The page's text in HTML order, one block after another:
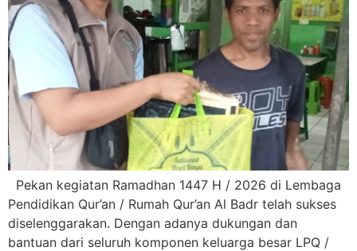
Pekan kegiatan Ramadhan 1447 H / 2026 di Lembaga
Pendidikan Qur’an / Rumah Qur’an Al Badr telah sukses
diselenggarakan. Dengan adanya dukungan dan
bantuan dari seluruh komponen keluarga besar LPQ /